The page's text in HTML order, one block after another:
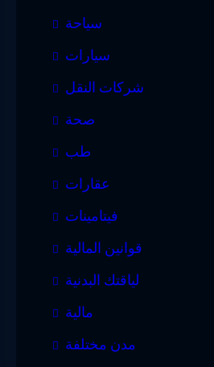
سياحة
سيارات
شركات النقل
صحة
طب
عقارات
فيتامينات
قوانين المالية
لياقتك البدنية
مالية
مدن مختلفة